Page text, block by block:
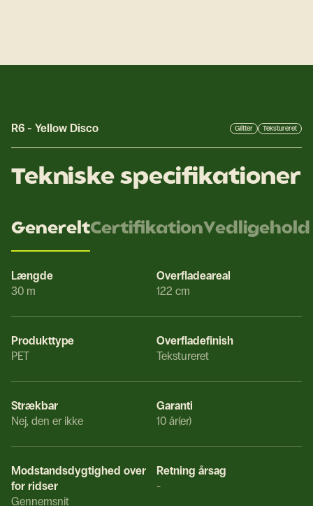
R6 - Yellow Disco Glitter Tekstureret
Tekniske specifikationer
GenereltCertifikationVedligehold
Længde
30 m
Overfladeareal
122 cm
Produkttype
PET
Overfladefinish
Tekstureret
Strækbar
Nej, den er ikke
Garanti
10 år(er)
Modstandsdygtighed over
for ridser
Gennemsnit
Retning årsag
-